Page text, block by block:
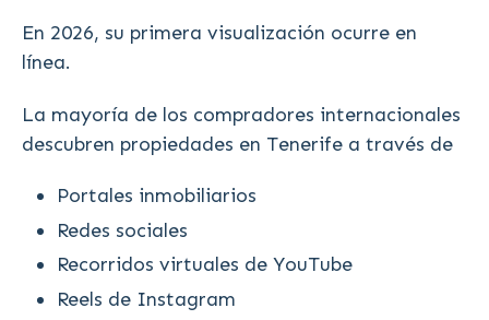
En 2026, su primera visualización ocurre en
línea.
La mayoría de los compradores internacionales
descubren propiedades en Tenerife a través de
Portales inmobiliarios
Redes sociales
Recorridos virtuales de YouTube
Reels de Instagram